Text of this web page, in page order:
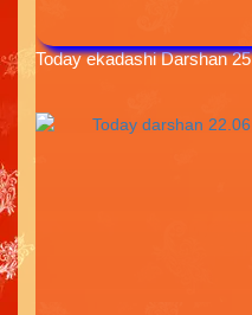
Today ekadashi Darshan 25